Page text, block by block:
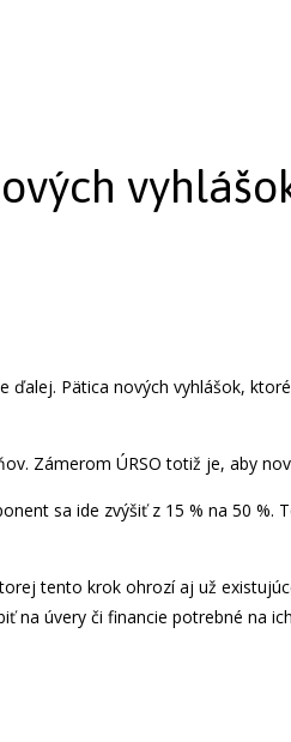
Pätica nových vyhlášok,
Zámerom ÚRSO totiž je, aby
sa ide zvýšiť z 15 % na 50
tento krok ohrozí aj už
úvery či financie potrebné na